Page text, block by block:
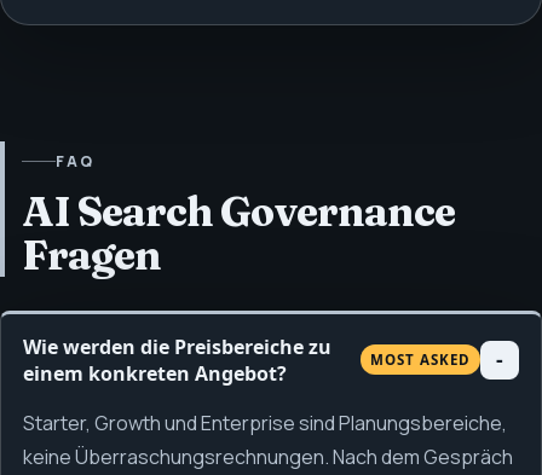
FAQ
AI Search Governance
Fragen
Wie werden die Preisbereiche zu
einem konkreten Angebot?
MOST ASKED
Starter, Growth und Enterprise sind Planungsbereiche,
keine Überraschungsrechnungen. Nach dem Gespräch